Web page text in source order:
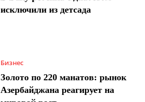
исключили из детсада
Бизнес
Золото по 220 манатов: рынок
Азербайджана реагирует на